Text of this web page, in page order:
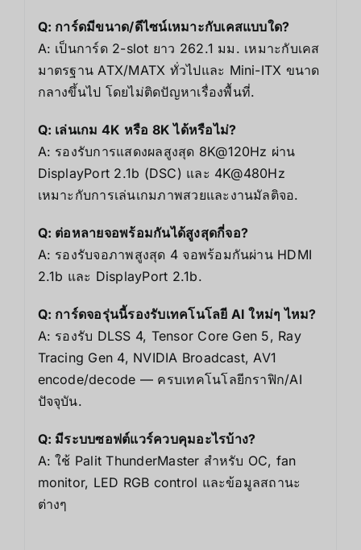
Q: การ์ดมีขนาด/ดีไซน์เหมาะกับเคสแบบใด?
A: เป็นการ์ด 2-slot ยาว 262.1 มม. เหมาะกับเคส
มาตรฐาน ATX/MATX ทั่วไปและ Mini-ITX ขนาด
กลางขึ้นไป โดยไม่ติดปัญหาเรื่องพื้นที่.
Q: เล่นเกม 4K หรือ 8K ได้หรือไม่?
A: รองรับการแสดงผลสูงสุด 8K@120Hz ผ่าน
DisplayPort 2.1b (DSC) และ 4K@480Hz
เหมาะกับการเล่นเกมภาพสวยและงานมัลติจอ.
Q: ต่อหลายจอพร้อมกันได้สูงสุดกี่จอ?
A: รองรับจอภาพสูงสุด 4 จอพร้อมกันผ่าน HDMI
2.1b และ DisplayPort 2.1b.
Q: การ์ดจอรุ่นนี้รองรับเทคโนโลยี AI ใหม่ๆ ไหม?
A: รองรับ DLSS 4, Tensor Core Gen 5, Ray
Tracing Gen 4, NVIDIA Broadcast, AV1
encode/decode — ครบเทคโนโลยีกราฟิก/AI
ปัจจุบัน.
Q: มีระบบซอฟต์แวร์ควบคุมอะไรบ้าง?
A: ใช้ Palit ThunderMaster สำหรับ OC, fan
monitor, LED RGB control และข้อมูลสถานะ
ต่างๆ